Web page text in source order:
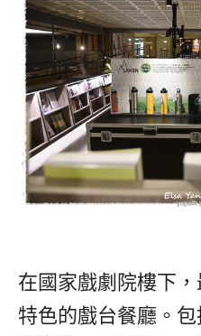
在國家戲劇院樓下
特色的戲台餐廳。